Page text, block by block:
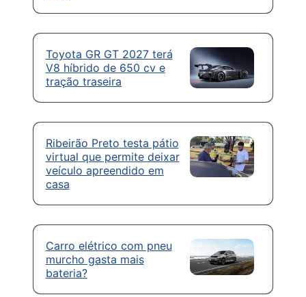
Toyota GR GT 2027 terá
V8 híbrido de 650 cv e
tração traseira
Ribeirão Preto testa pátio
virtual que permite deixar
veículo apreendido em
casa
Carro elétrico com pneu
murcho gasta mais
bateria?